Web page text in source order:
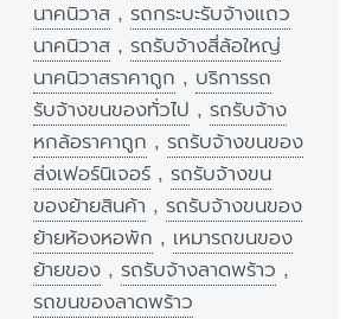
นาคนิวาส , รถกระบะรับจ้างแถว
นาคนิวาส , รถรับจ้างสี่ล้อใหญ่
นาคนิวาสราคาถูก , บริการรถ
รับจ้างขนของทั่วไป , รถรับจ้าง
หกล้อราคาถูก , รถรับจ้างขนของ
ส่งเฟอร์นิเจอร์ , รถรับจ้างขน
ของย้ายสินค้า , รถรับจ้างขนของ
ย้ายห้องหอพัก , เหมารถขนของ
ย้ายของ , รถรับจ้างลาดพร้าว ,
รถขนของลาดพร้าว